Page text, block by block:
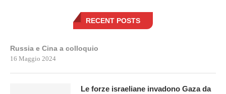
RECENT POSTS
Russia e Cina a colloquio
16 Maggio 2024
Le forze israeliane invadono Gaza da